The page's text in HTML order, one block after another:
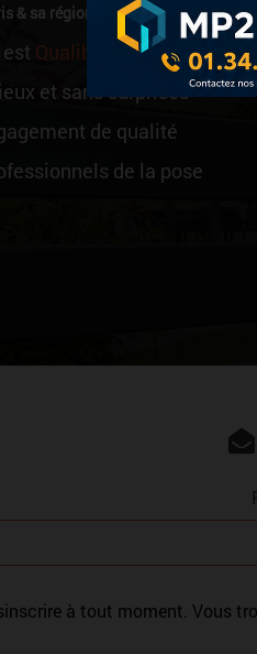
& sa région, Yvelines, Eure-et-Loir
Qualibat et RGE
et sans surprises
de qualité
de la pose
à tout moment. Vous